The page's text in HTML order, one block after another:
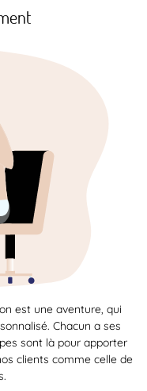
est une aventure, qui
Chacun a ses
sont là pour apporter
clients comme celle de